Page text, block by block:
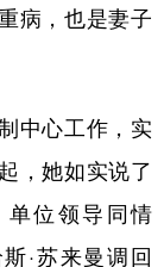
病，也是妻子
中心工作，实
，她如实说了
位领导同情
·苏来曼调回